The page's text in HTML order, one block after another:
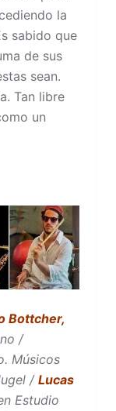
la
sabido que
de sus
sean.
Tan libre
un
Bottcher,
/
Músicos
/ Lucas
Estudio